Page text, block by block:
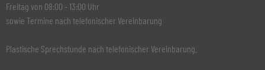
Freitag von 08:00 - 13:00 Uhr
sowie Termine nach telefonischer Vereinbarung
Plastische Sprechstunde nach telefonischer Vereinbarung.